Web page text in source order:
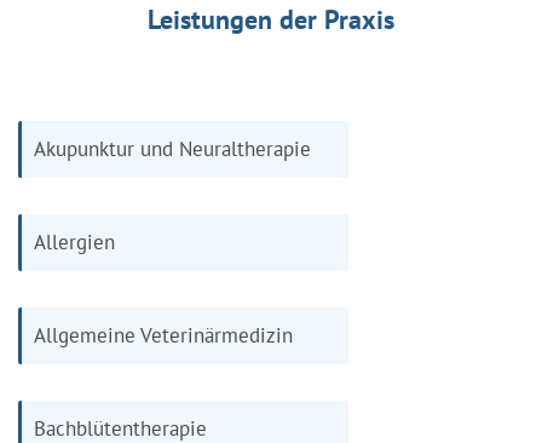
Leistungen der Praxis
Akupunktur und Neuraltherapie
Allergien
Allgemeine Veterinärmedizin
Bachblütentherapie